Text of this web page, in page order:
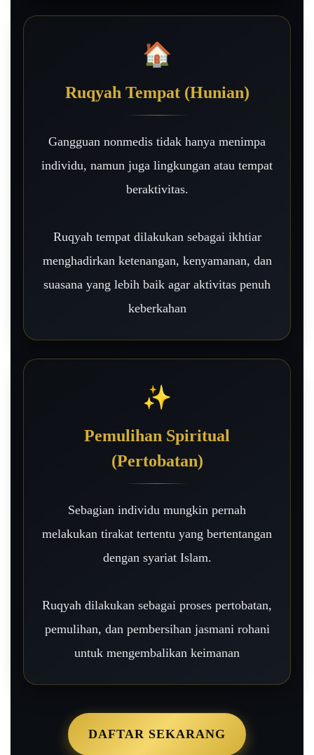
🏠
Ruqyah Tempat (Hunian)
Gangguan nonmedis tidak hanya menimpa
individu, namun juga lingkungan atau tempat
beraktivitas.
Ruqyah tempat dilakukan sebagai ikhtiar
menghadirkan ketenangan, kenyamanan, dan
suasana yang lebih baik agar aktivitas penuh
keberkahan
✨
Pemulihan Spiritual
(Pertobatan)
Sebagian individu mungkin pernah
melakukan tirakat tertentu yang bertentangan
dengan syariat Islam.
Ruqyah dilakukan sebagai proses pertobatan,
pemulihan, dan pembersihan jasmani rohani
untuk mengembalikan keimanan
DAFTAR SEKARANG